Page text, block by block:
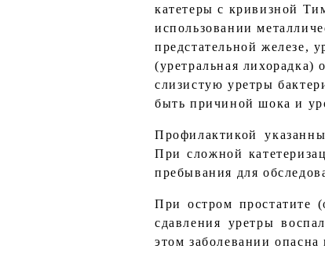
катетеры с кривизной
использовании
предстательной железе,
(уретральная лихорадка)
слизистую уретры
быть причиной шока и
Профилактикой
При сложной
пребывания для
При остром простатите
сдавления уретры
этом заболевании опасна